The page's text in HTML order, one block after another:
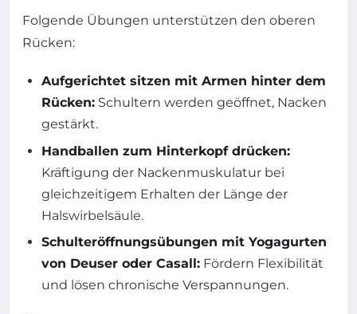
Folgende Übungen unterstützen den oberen
Rücken:
Aufgerichtet sitzen mit Armen hinter dem
Rücken: Schultern werden geöffnet, Nacken
gestärkt.
Handballen zum Hinterkopf drücken:
Kräftigung der Nackenmuskulatur bei
gleichzeitigem Erhalten der Länge der
Halswirbelsäule.
Schulteröffnungsübungen mit Yogagurten
von Deuser oder Casall: Fördern Flexibilität
und lösen chronische Verspannungen.